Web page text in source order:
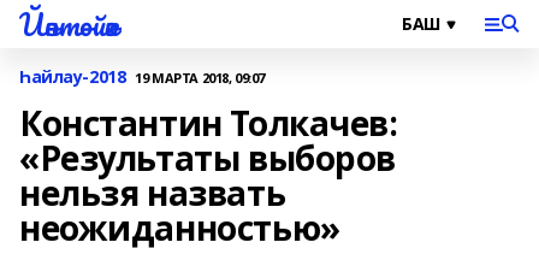
Йәнтөйәк
Һайлау-2018 19 МАРТА 2018, 09:07
Константин Толкачев:
«Результаты выборов
нельзя назвать
неожиданностью»